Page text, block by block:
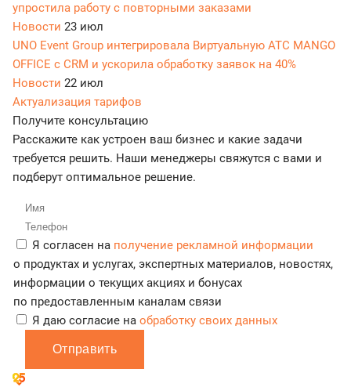
упростила работу с повторными заказами
Новости 23 июл
UNO Event Group интегрировала Виртуальную АТС MANGO
OFFICE с CRM и ускорила обработку заявок на 40%
Новости 22 июл
Актуализация тарифов
Получите консультацию
Расскажите как устроен ваш бизнес и какие задачи
требуется решить. Наши менеджеры свяжутся с вами и
подберут оптимальное решение.
Я согласен на получение рекламной информации
о продуктах и услугах, экспертных материалов, новостях,
информации о текущих акциях и бонусах
по предоставленным каналам связи
Я даю согласие на обработку своих данных
Отправить